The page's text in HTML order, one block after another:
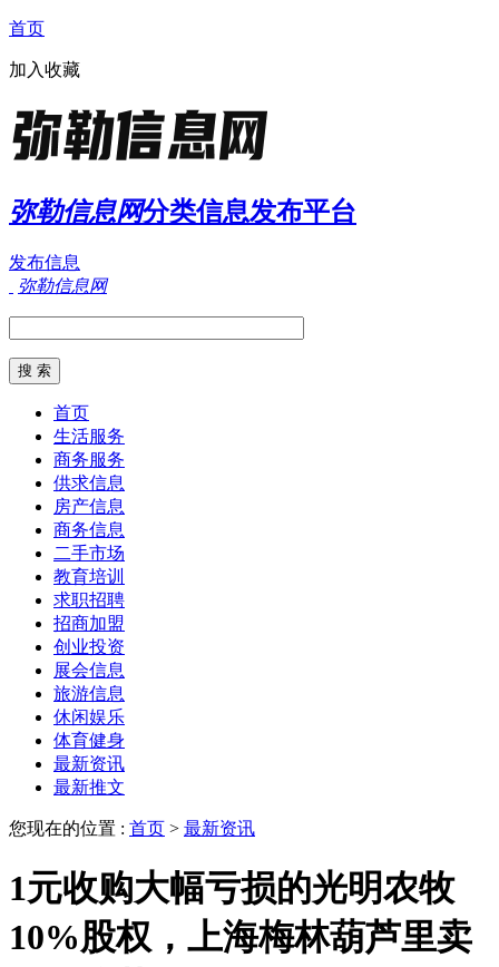
首页
加入收藏
弥勒信息网分类信息发布平台
发布信息
弥勒信息网
首页
生活服务
商务服务
供求信息
房产信息
商务信息
二手市场
教育培训
求职招聘
招商加盟
创业投资
展会信息
旅游信息
休闲娱乐
体育健身
最新资讯
最新推文
您现在的位置 : 首页 > 最新资讯
1元收购大幅亏损的光明农牧
10%股权，上海梅林葫芦里卖